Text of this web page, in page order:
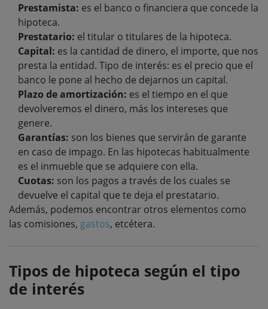
Prestamista: es el banco o financiera que concede la
hipoteca.
Prestatario: el titular o titulares de la hipoteca.
Capital: es la cantidad de dinero, el importe, que nos
presta la entidad. Tipo de interés: es el precio que el
banco le pone al hecho de dejarnos un capital.
Plazo de amortización: es el tiempo en el que
devolveremos el dinero, más los intereses que
genere.
Garantías: son los bienes que servirán de garante
en caso de impago. En las hipotecas habitualmente
es el inmueble que se adquiere con ella.
Cuotas: son los pagos a través de los cuales se
devuelve el capital que te deja el prestatario.
Además, podemos encontrar otros elementos como
las comisiones, gastos, etcétera.
Tipos de hipoteca según el tipo
de interés